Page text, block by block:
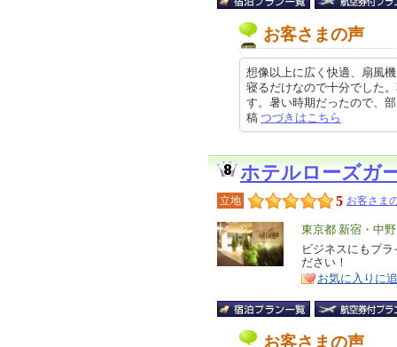
お客さまの声
想像以上に広く快適、扇風
寝るだけなので十分でした
す。暑い時期だったので、
稿 つづきはこちら
ホテルローズガ
立地 5 お客さま
エ
リ
ア
東京都 新宿・中
特
徴
ビジネスにもプ
ださい！
お気に入りに
お客さまの声